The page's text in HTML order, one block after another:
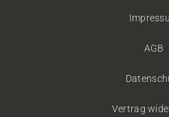
AGB
Vertrag